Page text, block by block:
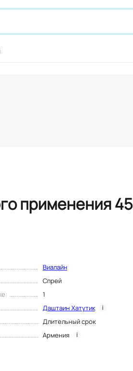
гинкоум
применения 45
Виалайн
Спрей
:
1
Даштаин Хатутик i
Длительный срок
Армения i